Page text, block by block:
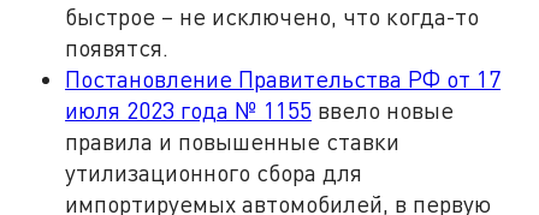
быстрое – не исключено, что когда-то
появятся.
Постановление Правительства РФ от 17
июля 2023 года № 1155 ввело новые
правила и повышенные ставки
утилизационного сбора для
импортируемых автомобилей, в первую